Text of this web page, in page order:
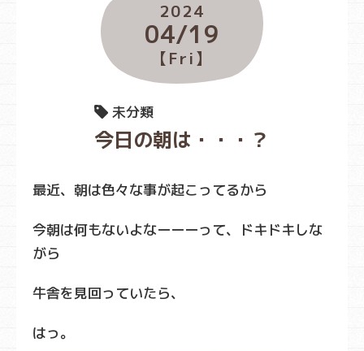
2024
04/19
【Fri】
未分類
今日の朝は・・・？
最近、朝は色々な事が起こってるから
今朝は何もないよなーーーって、ドキドキしな
がら
牛舎を見回っていたら、
はっ。